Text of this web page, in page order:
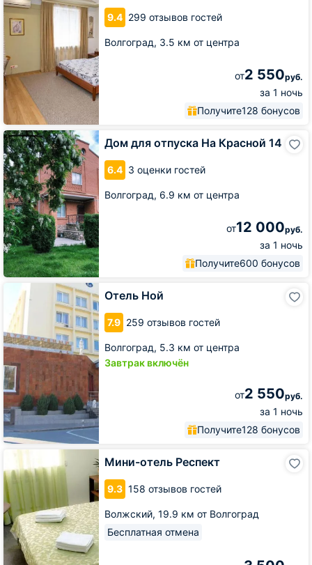
9.4 299 отзывов гостей
Волгоград, 3.5 км от центра
от2 550руб.
за 1 ночь
Получите128 бонусов
Комфорта
Дом для отпуска На Красной 14
6.4 3 оценки гостей
Волгоград, 6.9 км от центра
от12 000руб.
за 1 ночь
Получите600 бонусов
Дом
для
отпуска
На
Красной
14
Отель Ной
7.9 259 отзывов гостей
Волгоград, 5.3 км от центра
Завтрак включён
от2 550руб.
за 1 ночь
Получите128 бонусов
Ной
Мини-отель Респект
9.3 158 отзывов гостей
Волжский, 19.9 км от Волгоград
Бесплатная отмена
отель
Респект